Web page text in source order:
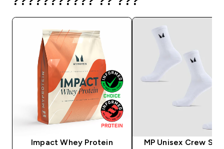
Impact Whey Protein
MP Unisex Crew